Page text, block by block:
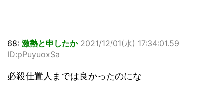
68: 激熱と申したか 2021/12/01(水) 17:34:01.59
ID:pPuyuoxSa
必殺仕置人までは良かったのにな